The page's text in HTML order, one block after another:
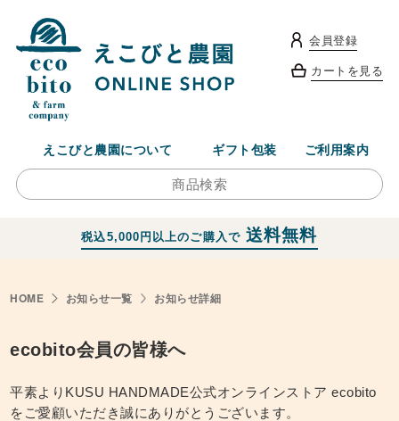
会員登録
カートを見る
えこびと農園について ギフト包装 ご利用案内
税込5,000円以上のご購入で 送料無料
HOME お知らせ一覧 お知らせ詳細
ecobito会員の皆様へ
平素よりKUSU HANDMADE公式オンラインストア ecobito
をご愛顧いただき誠にありがとうございます。